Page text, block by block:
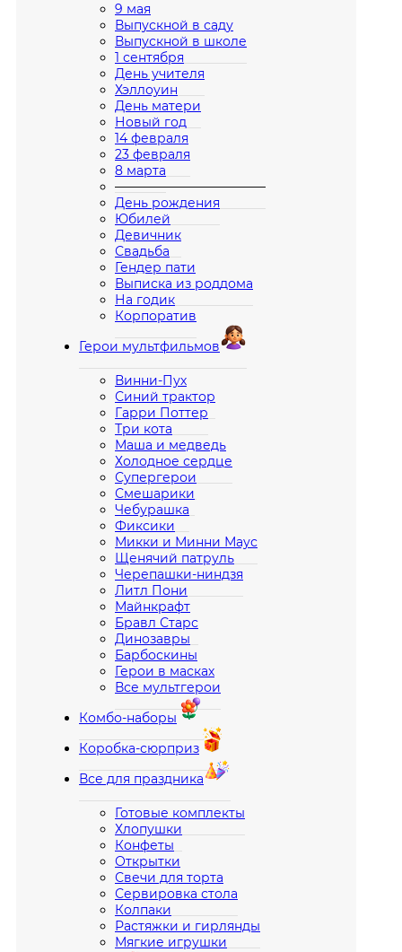
9 мая
Выпускной в саду
Выпускной в школе
1 сентября
День учителя
Хэллоуин
День матери
Новый год
14 февраля
23 февраля
8 марта
————————————
День рождения
Юбилей
Девичник
Свадьба
Гендер пати
Выписка из роддома
На годик
Корпоратив
Герои мультфильмов
Винни-Пух
Синий трактор
Гарри Поттер
Три кота
Маша и медведь
Холодное сердце
Супергерои
Смешарики
Чебурашка
Фиксики
Микки и Минни Маус
Щенячий патруль
Черепашки-ниндзя
Литл Пони
Майнкрафт
Бравл Старс
Динозавры
Барбоскины
Герои в масках
Все мультгерои
Комбо-наборы
Коробка-сюрприз
Все для праздника
Готовые комплекты
Хлопушки
Конфеты
Открытки
Свечи для торта
Сервировка стола
Колпаки
Растяжки и гирлянды
Мягкие игрушки